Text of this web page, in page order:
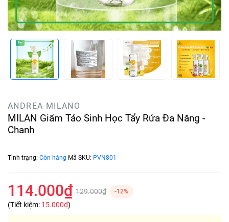
ANDREA MILANO
MILAN Giấm Táo Sinh Học Tẩy Rửa Đa Năng -
Chanh
Tình trạng: Còn hàng Mã SKU: PVN801
114.000₫ 129.000₫ -12%
(Tiết kiệm: 15.000₫)